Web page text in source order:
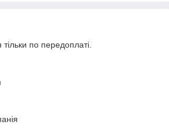
по передоплаті.